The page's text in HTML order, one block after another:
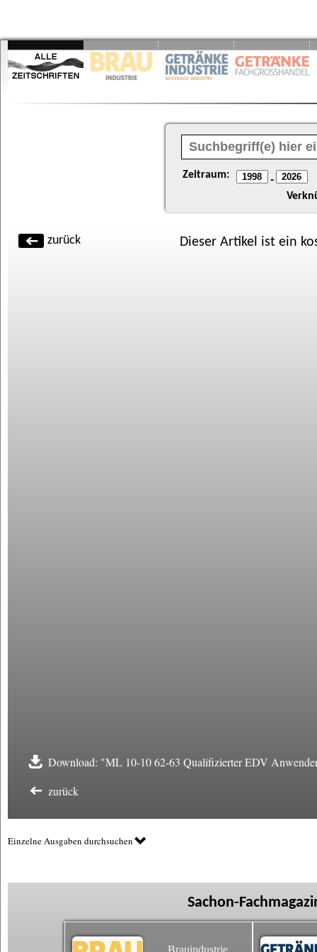
Zeitraum: -
zurück Dieser Artikel ist ein
Download: "ML 10-10 62-63 Qualifizierter EDV
zurück
Einzelne Ausgaben durchsuchen
Sachon-
Brauindustrie